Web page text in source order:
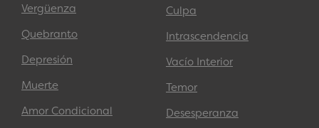
Vergüenza
Quebranto
Depresión
Muerte
Amor Condicional
Culpa
Intrascendencia
Vacío Interior
Temor
Desesperanza